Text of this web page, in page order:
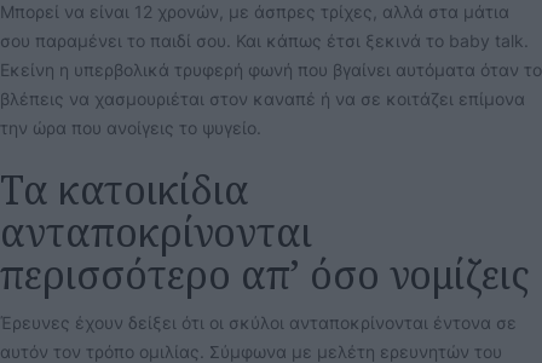
Μπορεί να είναι 12 χρονών, με άσπρες τρίχες, αλλά στα μάτια
σου παραμένει το παιδί σου. Και κάπως έτσι ξεκινά το baby talk.
Εκείνη η υπερβολικά τρυφερή φωνή που βγαίνει αυτόματα όταν το
βλέπεις να χασμουριέται στον καναπέ ή να σε κοιτάζει επίμονα
την ώρα που ανοίγεις το ψυγείο.
Τα κατοικίδια
ανταποκρίνονται
περισσότερο απ’ όσο νομίζεις
Έρευνες έχουν δείξει ότι οι σκύλοι ανταποκρίνονται έντονα σε
αυτόν τον τρόπο ομιλίας. Σύμφωνα με μελέτη ερευνητών του